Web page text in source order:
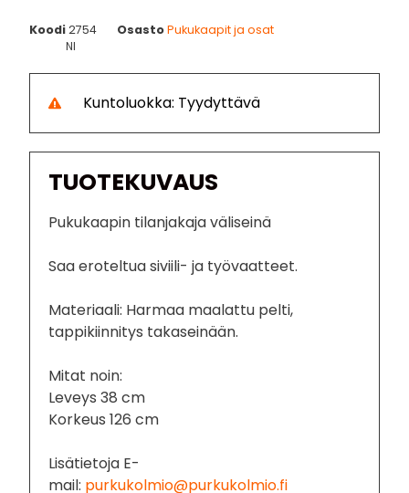
Koodi2754 OsastoPukukaapit ja osat
NI
Kuntoluokka: Tyydyttävä
TUOTEKUVAUS
Pukukaapin tilanjakaja väliseinä
Saa eroteltua siviili- ja työvaatteet.
Materiaali: Harmaa maalattu pelti,
tappikiinnitys takaseinään.
Mitat noin:
Leveys 38 cm
Korkeus 126 cm
Lisätietoja E-
mail: purkukolmio@purkukolmio.fi